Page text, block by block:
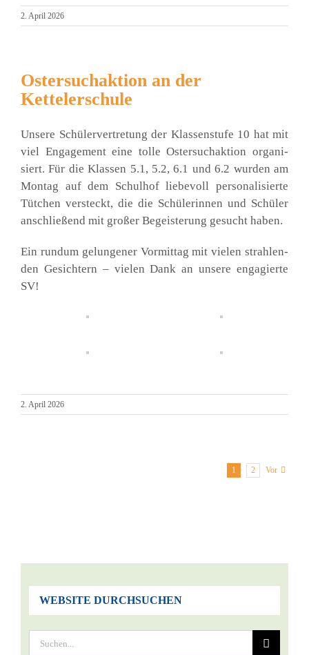
2. April 2026
Ostersuchaktion an der
Kettelerschule
Unse­re Schü­ler­ver­tre­tung der Klas­sen­stu­fe 10 hat mit
viel Enga­ge­ment eine tol­le Oster­such­ak­ti­on orga­ni­
siert. Für die Klas­sen 5.1, 5.2, 6.1 und 6.2 wur­den am
Mon­tag auf dem Schul­hof lie­be­voll per­so­na­li­sier­te
Tüt­chen ver­steckt, die die Schü­le­rin­nen und Schü­ler
anschlie­ßend mit gro­ßer Begeis­te­rung gesucht haben.
Ein rund­um gelun­ge­ner Vor­mit­tag mit vie­len strah­len­
den Gesich­tern – vie­len Dank an unse­re enga­gier­te
SV!
2. April 2026
1 2 Vor
WEBSITE DURCHSUCHEN
Suche